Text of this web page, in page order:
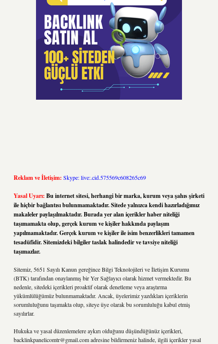
Reklam ve İletişim: Skype: live:.cid.575569c608265c69
Yasal Uyarı: Bu internet sitesi, herhangi bir marka, kurum veya şahıs şirketi
ile hiçbir bağlantısı bulunmamaktadır. Sitede yalnızca kendi hazırladığımız
makaleler paylaşılmaktadır. Burada yer alan içerikler haber niteliği
taşımamakta olup, gerçek kurum ve kişiler hakkında paylaşım
yapılmamaktadır. Gerçek kurum ve kişiler ile isim benzerlikleri tamamen
tesadüfidir. Sitemizdeki bilgiler taslak halindedir ve tavsiye niteliği
taşımazlar.
Sitemiz, 5651 Sayılı Kanun gereğince Bilgi Teknolojileri ve İletişim Kurumu
(BTK) tarafından onaylanmış bir Yer Sağlayıcı olarak hizmet vermektedir. Bu
nedenle, sitedeki içerikleri proaktif olarak denetleme veya araştırma
yükümlülüğümüz bulunmamaktadır. Ancak, üyelerimiz yazdıkları içeriklerin
sorumluluğunu taşımakta olup, siteye üye olarak bu sorumluluğu kabul etmiş
sayılırlar.
Hukuka ve yasal düzenlemelere aykırı olduğunu düşündüğünüz içerikleri,
backlinkpanelicomtr@gmail.comadresine bildirmeniz halinde, ilgili içerikler yasal